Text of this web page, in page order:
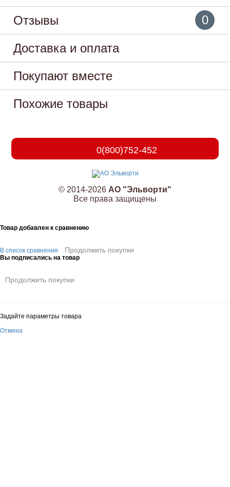
Отзывы
0
Доставка и оплата
Покупают вместе
Похожие товары
0(800)752-452
© 2014-2026 АО "Эльворти"
Все права защищены
Товар добавлен к сравнению
В список сравнения Продолжить покупки
Вы подписались на товар
Продолжить покупки
Задайте параметры товара
Отмена